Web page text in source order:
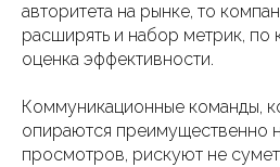
авторитета на рынке, то
расширять и набор метрик, по
оценка эффективности.
Коммуникационные команды,
опираются преимущественно
просмотров, рискуют не